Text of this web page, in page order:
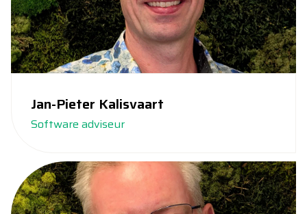
Software adviseur
Jan-Pieter Kalisvaart